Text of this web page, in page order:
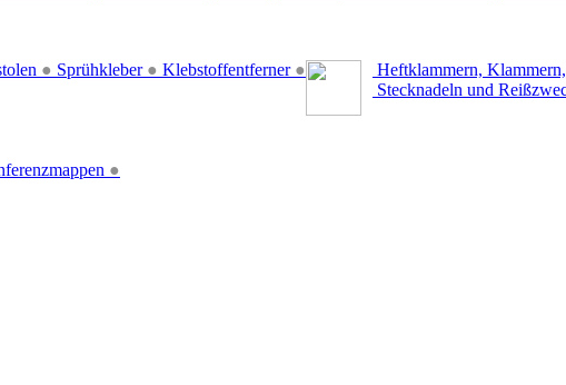
● Sprühkleber ● Klebstoffentferner ●
Heftklammern,
Stecknadeln und
●